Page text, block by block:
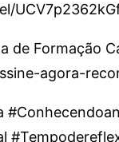
de Formação
agora-